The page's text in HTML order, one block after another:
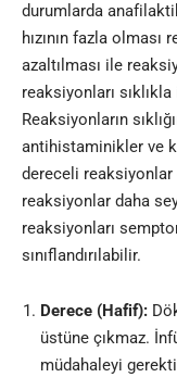
durumlarda
hızının fazla olması
azaltılması ile
reaksiyonları
Reaksiyonların
antihistaminikler ve
dereceli reaksiyonlar
reaksiyonlar daha
reaksiyonları
sınıflandırılabilir.
Derece (Hafif):
üstüne çıkmaz.
müdahaleyi